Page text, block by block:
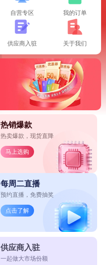
自营专区 我的订单
供应商入驻 关于我们
热销爆款
热卖爆款，现货直降
马上选购
每周二直播
预约直播，免费抽奖
点击了解
供应商入驻
一起做大市场份额